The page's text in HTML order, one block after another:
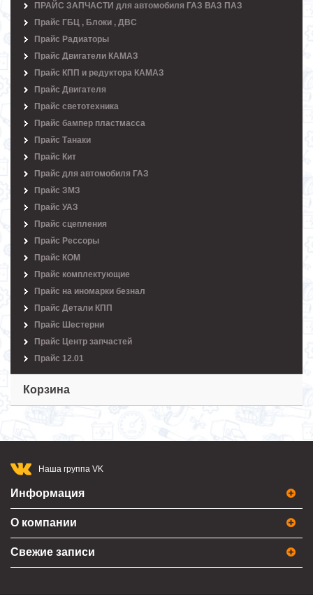
ПРАЙС ЗАПЧАСТИ для автомобиля ГАЗ ВАЗ ПАЗ
Прайс ГБЦ , Блоки , ДВС
Прайс Радиаторы
Прайс Двигатели КАМАЗ
Прайс КПП и редуктора КАМАЗ
Прайс Двигателя
Прайс светотехника
Прайс бампер пластмасса
Прайс Танаки
Прайс Кит
Прайс для автомобиля ГАЗ
Прайс ЗМЗ
Прайс УАЗ
Прайс сцепления
Прайс Рессоры
Прайс КОМ
Прайс комплектующие
Прайс на иномарки безнал
Прайс Детали КПП
Прайс Шестерни
Прайс Центр запчастей
Прайс 12.01
Корзина
Наша группа VK
Информация
О компании
Свежие записи